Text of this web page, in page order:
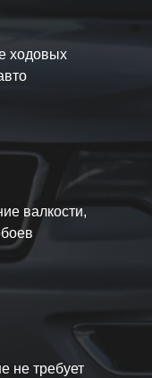
ходовых
валкости,
не требует